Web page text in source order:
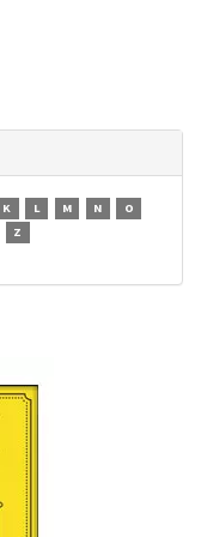
K L M N
O
Z